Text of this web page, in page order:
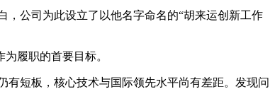
公司为此设立了以他名字命名的“胡来运创新工作
履职的首要目标。
短板，核心技术与国际领先水平尚有差距。发现问